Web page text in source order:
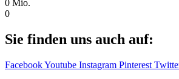
0 Mio.
0
Sie finden uns auch auf:
FacebookYoutube Instagram Pinterest